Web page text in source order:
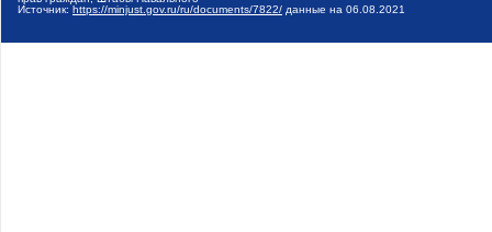
Источник: https://minjust.gov.ru/ru/documents/7822/ данные на 06.08.2021